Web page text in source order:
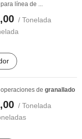
línea de ...
/ Tonelada
de granallado
/ Tonelada